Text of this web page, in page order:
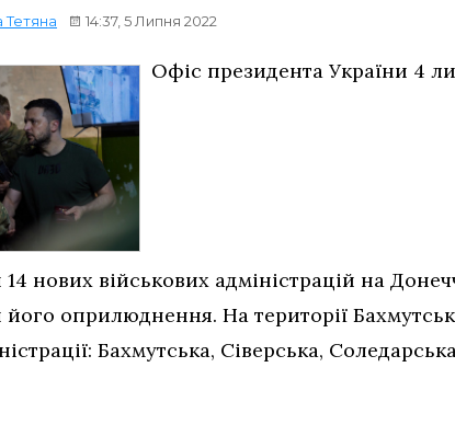
Тетяна 14:37, 5 Липня 2022
Офіс президента України 4
нових військових адміністрацій на
його оприлюднення. На території
Бахмутська, Сіверська,